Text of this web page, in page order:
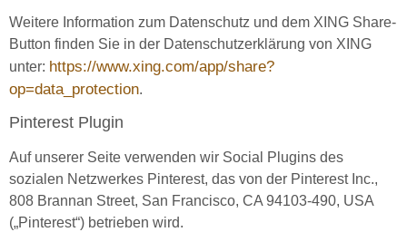
Weitere Information zum Datenschutz und dem XING Share-
Button finden Sie in der Datenschutzerklärung von XING
unter: https://www.xing.com/app/share?
op=data_protection.
Pinterest Plugin
Auf unserer Seite verwenden wir Social Plugins des
sozialen Netzwerkes Pinterest, das von der Pinterest Inc.,
808 Brannan Street, San Francisco, CA 94103-490, USA
(„Pinterest“) betrieben wird.